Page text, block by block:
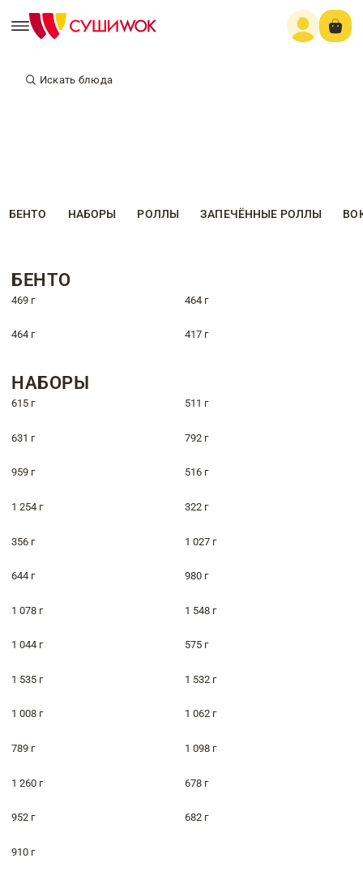
Искать блюда
БЕНТО НАБОРЫ РОЛЛЫ ЗАПЕЧЁННЫЕ РОЛЛЫ
БЕНТО
469 г 464 г
464 г 417 г
НАБОРЫ
615 г 511 г
631 г 792 г
959 г 516 г
1 254 г 322 г
356 г 1 027 г
644 г 980 г
1 078 г 1 548 г
1 044 г 575 г
1 535 г 1 532 г
1 008 г 1 062 г
789 г 1 098 г
1 260 г 678 г
952 г 682 г
910 г